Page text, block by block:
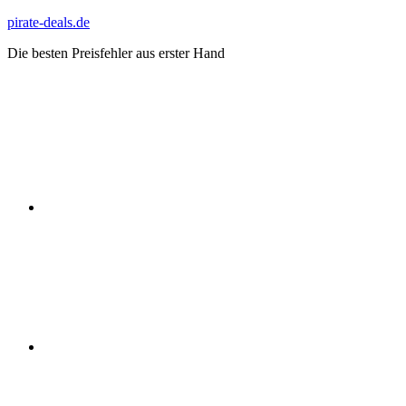
Zum
springen
pirate-deals.de
Die besten Preisfehler aus erster Hand